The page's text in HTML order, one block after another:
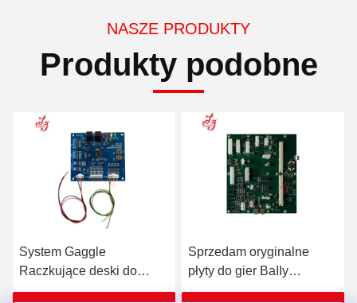
NASZE PRODUKTY
Produkty podobne
System Gaggle
Raczkujące deski do
systemu drukowania
Sprzedam oryginalne
płyty do gier BaIIy
Backplane